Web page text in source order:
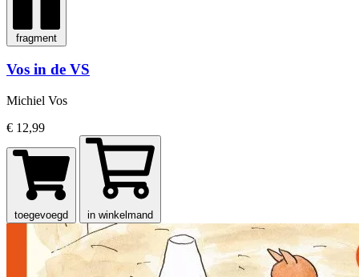
fragment
Vos in de VS
Michiel Vos
€ 12,99
toegevoegd in winkelmand